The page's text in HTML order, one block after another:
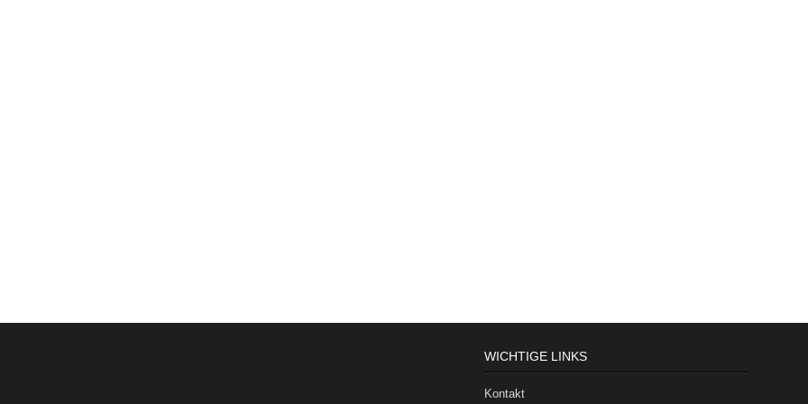
WICHTIGE LINKS
Kontakt